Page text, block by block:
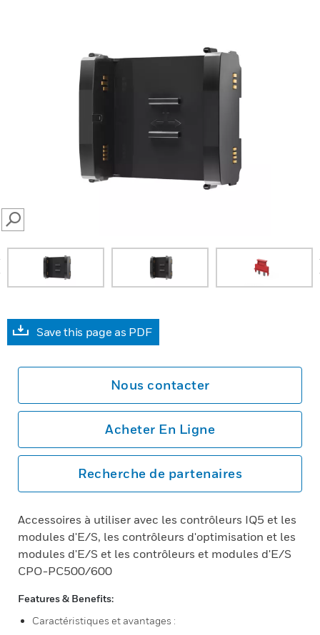
SEARCH
Save this page as PDF
Nous contacter
Acheter En Ligne
Recherche de partenaires
Accessoires à utiliser avec les contrôleurs IQ5 et les
modules d'E/S, les contrôleurs d'optimisation et les
modules d'E/S et les contrôleurs et modules d'E/S
CPO-PC500/600
Features & Benefits:
Caractéristiques et avantages :